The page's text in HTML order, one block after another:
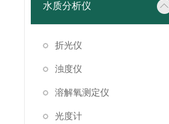
水质分析仪
折光仪
浊度仪
溶解氧测定仪
光度计